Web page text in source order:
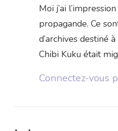
Moi j’ai
propagande. Ce
d’archives destiné
Chibi Kuku était
Connectez-vous